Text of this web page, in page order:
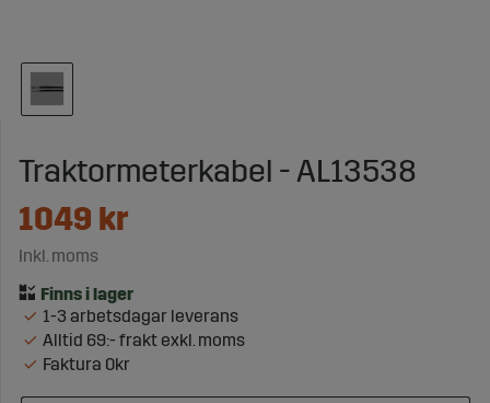
Traktormeterkabel - AL13538
1049 kr
Inkl. moms
1-3 arbetsdagar leverans
Alltid 69:- frakt exkl. moms
Faktura 0kr